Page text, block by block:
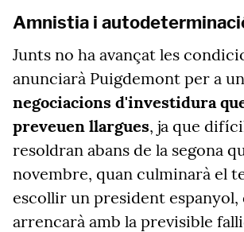
Amnistia i
Junts no ha avançat les
anunciarà Puigdemont per a
negociacions d'investidura
preveuen llargues, ja que
resoldran abans de la segona
novembre, quan culminarà el
escollir un president espanyol,
arrencarà amb la previsible